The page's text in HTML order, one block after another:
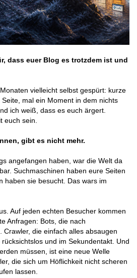
dass euer Blog es trotzdem ist und
vielleicht selbst gespürt: kurze
mal ein Moment in dem nichts
ich weiß, dass es euch ärgert.
euch sein.
gibt es nicht mehr.
angefangen haben, war die Welt da
Suchmaschinen haben eure Seiten
haben sie besucht. Das wars im
Auf jeden echten Besucher kommen
Anfragen: Bots, die nach
Crawler, die einfach alles absaugen
und im Sekundentakt. Und
müssen, ist eine neue Welle
die sich um Höflichkeit nicht scheren
lassen.